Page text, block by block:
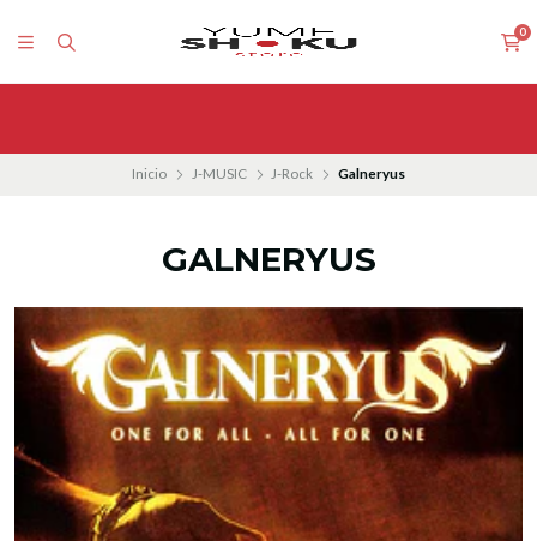
0
Inicio J-MUSIC J-Rock Galneryus
GALNERYUS